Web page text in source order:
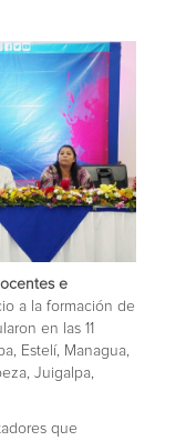
e
a la formación de
en las 11
Estelí, Managua,
Juigalpa,
que